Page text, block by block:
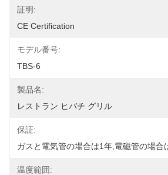
証明:
CE Certification
モデル番号:
TBS-6
製品名:
レストラン ヒバチ グリル
保証:
ガスと電気管の場合は1年,電磁管の場合
温度範囲: